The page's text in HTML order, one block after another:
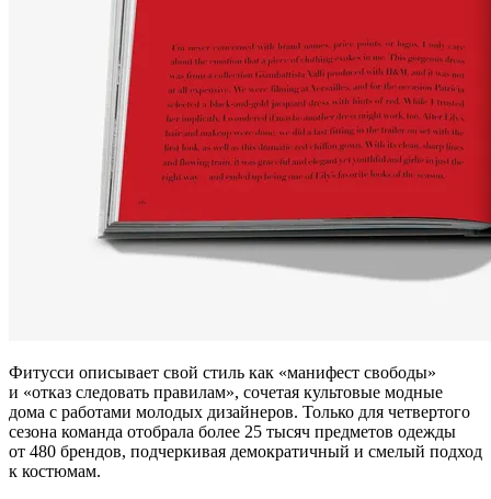
Фитусси описывает свой стиль как «манифест свободы»
и «отказ следовать правилам», сочетая культовые модные
дома с работами молодых дизайнеров. Только для четвертого
сезона команда отобрала более 25 тысяч предметов одежды
от 480 брендов, подчеркивая демократичный и смелый подход
к костюмам.